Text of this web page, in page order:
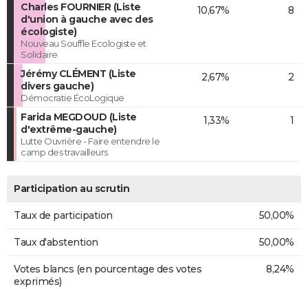
Charles FOURNIER (Liste
d'union à gauche avec des
écologiste)
Nouveau Souffle Ecologiste et
Solidaire
10,67% 8
Jérémy CLÉMENT (Liste
divers gauche)
Démocratie ÉcoLogique
2,67% 2
Farida MEGDOUD (Liste
d'extrême-gauche)
Lutte Ouvrière - Faire entendre le
camp des travailleurs
1,33% 1
Participation au scrutin
Taux de participation 50,00%
Taux d'abstention 50,00%
Votes blancs (en pourcentage des votes
exprimés)
8,24%